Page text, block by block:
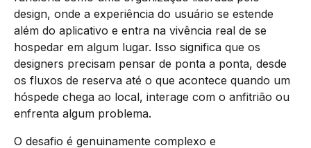
design, onde a experiência do usuário se estende
além do aplicativo e entra na vivência real de se
hospedar em algum lugar. Isso significa que os
designers precisam pensar de ponta a ponta, desde
os fluxos de reserva até o que acontece quando um
hóspede chega ao local, interage com o anfitrião ou
enfrenta algum problema.
O desafio é genuinamente complexo e